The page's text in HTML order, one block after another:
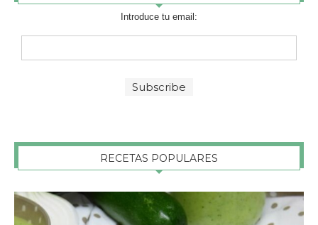
Introduce tu email:
RECETAS POPULARES